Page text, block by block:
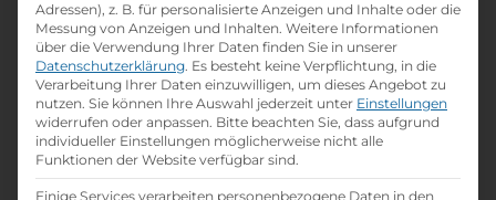
Detailinformationen
folderBranche:
Hotel- / Gastgewerbe
infoGründungsjahr
1976
Adressen), z. B. für personalisierte Anzeigen und Inhalte oder die
Messung von Anzeigen und Inhalten. Weitere Informationen
über die Verwendung Ihrer Daten finden Sie in unserer
Datenschutzerklärung. Es besteht keine Verpflichtung, in die
Verarbeitung Ihrer Daten einzuwilligen, um dieses Angebot zu
nutzen. Sie können Ihre Auswahl jederzeit unter Einstellungen
widerrufen oder anpassen. Bitte beachten Sie, dass aufgrund
individueller Einstellungen möglicherweise nicht alle
Funktionen der Website verfügbar sind.
Einige Services verarbeiten personenbezogene Daten in den